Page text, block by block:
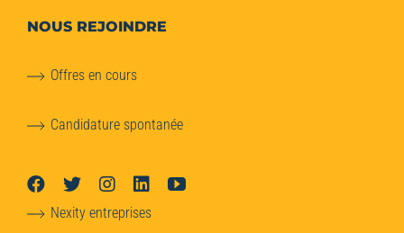
NOUS REJOINDRE
Offres en cours
Candidature spontanée
Nexity entreprises